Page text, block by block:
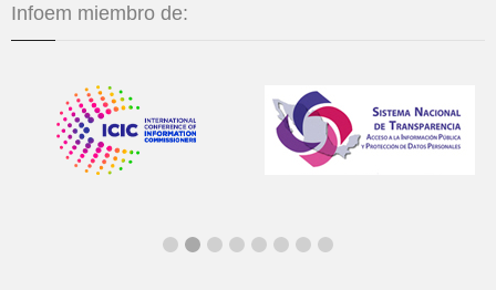
Infoem miembro de: